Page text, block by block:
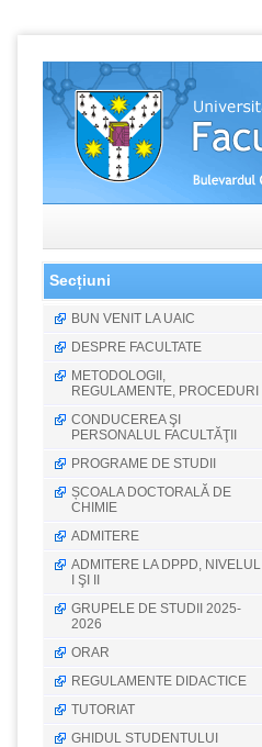
Secțiuni
BUN VENIT LA UAIC
DESPRE FACULTATE
METODOLOGII,
REGULAMENTE, PROCEDURI
CONDUCEREA ŞI
PERSONALUL FACULTĂŢII
PROGRAME DE STUDII
ȘCOALA DOCTORALĂ DE
CHIMIE
ADMITERE
ADMITERE LA DPPD, NIVELUL
I ŞI II
GRUPELE DE STUDII 2025-
2026
ORAR
REGULAMENTE DIDACTICE
TUTORIAT
GHIDUL STUDENTULUI